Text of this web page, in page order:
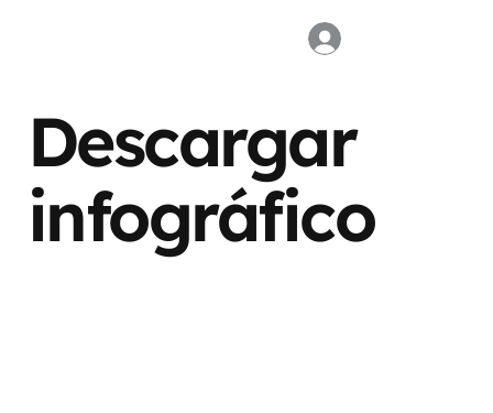
Descargar
infográfico